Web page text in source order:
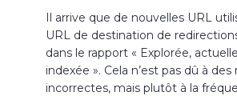
Il arrive que de nouvelles URL
URL de destination de
dans le rapport « Explorée,
indexée ». Cela n’est pas dû à
incorrectes, mais plutôt à la